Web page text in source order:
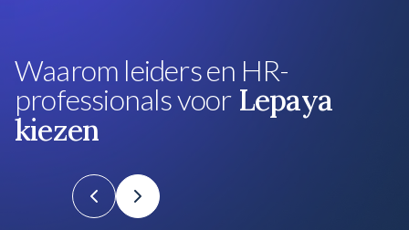
Waarom leiders en HR-
professionals voorLepaya
kiezen